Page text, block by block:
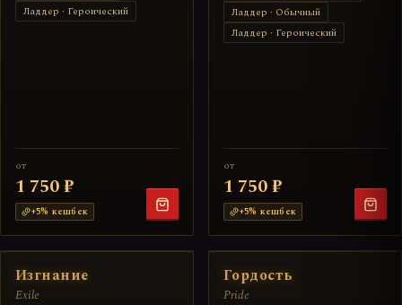
Ладдер · Героический
от
1 750 ₽
+5% кешбек
Ладдер · Обычный
Ладдер · Героический
от
1 750 ₽
+5% кешбек
Изгнание
Exile
Гордость
Pride